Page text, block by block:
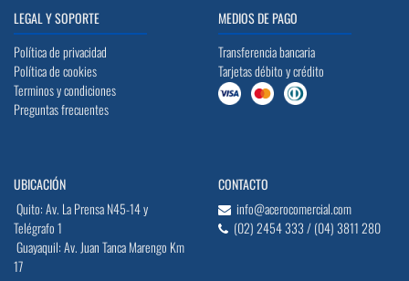
LEGAL Y SOPORTE
Política de privacidad
Política de cookies
Terminos y condiciones
Preguntas frecuentes
MEDIOS DE PAGO
Transferencia bancaria
Tarjetas débito y crédito
UBICACIÓN
Quito: Av. La Prensa N45-14 y
Telégrafo 1
Guayaquil: Av. Juan Tanca Marengo Km
17
CONTACTO
info@acerocomercial.com
(02) 2454 333 / (04) 3811 280